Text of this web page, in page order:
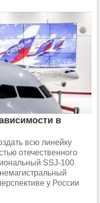
в
всю линейку
отечественного
SSJ-100
у России